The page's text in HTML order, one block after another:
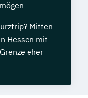
Mitten
Hessen mit
eher